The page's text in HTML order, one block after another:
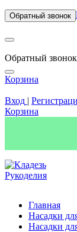
Обратный звонок
Обратный звонок
Корзина
Вход |
Корзина
Главная
Насадки
Насадки